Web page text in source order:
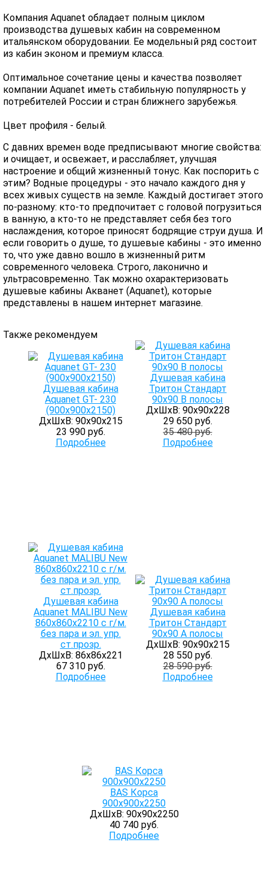
Компания Aquanet обладает полным циклом
производства душевых кабин на современном
итальянском оборудовании. Ее модельный ряд состоит
из кабин эконом и премиум класса.
Оптимальное сочетание цены и качества позволяет
компании Aquanet иметь стабильную популярность у
потребителей России и стран ближнего зарубежья.
Цвет профиля - белый.
С давних времен воде предписывают многие свойства:
и очищает, и освежает, и расслабляет, улучшая
настроение и общий жизненный тонус. Как поспорить с
этим? Водные процедуры - это начало каждого дня у
всех живых существ на земле. Каждый достигает этого
по-разному: кто-то предпочитает с головой погрузиться
в ванную, а кто-то не представляет себя без того
наслаждения, которое приносят бодрящие струи душа. И
если говорить о душе, то душевые кабины - это именно
то, что уже давно вошло в жизненный ритм
современного человека. Строго, лаконично и
ультрасовременно. Так можно охарактеризовать
душевые кабины Акванет (Aquanet), которые
представлены в нашем интернет магазине.
Также рекомендуем
Душевая кабина
Aquanet GT- 230
(900х900x2150)
ДхШхВ: 90х90х215
23 990 руб.
Подробнее
Душевая кабина
Тритон Стандарт
90х90 В полосы
ДхШхВ: 90х90х228
29 650 руб.
35 480 руб.
Подробнее
Душевая кабина
Aquanet MALIBU New
860x860x2210 с г/м.
без пара и эл. упр.
ст.прозр.
ДхШхВ: 86х86х221
67 310 руб.
Подробнее
Душевая кабина
Тритон Стандарт
90х90 А полосы
ДхШхВ: 90х90х215
28 550 руб.
28 590 руб.
Подробнее
BAS Корса
900х900х2250
ДхШхВ: 90х90х2250
40 740 руб.
Подробнее